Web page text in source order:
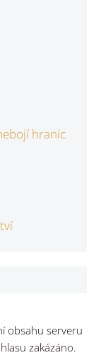
hranic
obsahu serveru
zakázáno.